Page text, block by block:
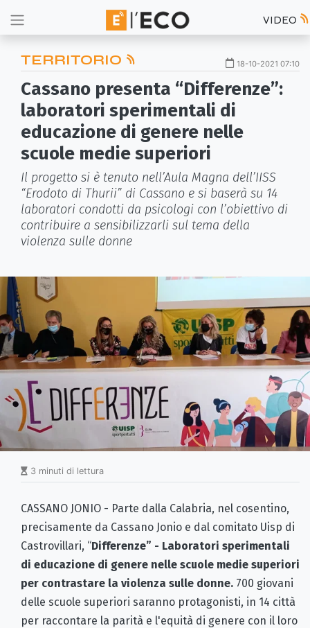
VIDEO
TERRITORIO 18-10-2021 07:10
Cassano presenta “Differenze”:
laboratori sperimentali di
educazione di genere nelle
scuole medie superiori
Il progetto si è tenuto nell’Aula Magna dell’IISS
“Erodoto di Thurii” di Cassano e si baserà su 14
laboratori condotti da psicologi con l’obiettivo di
contribuire a sensibilizzarli sul tema della
violenza sulle donne
3 minuti di lettura
CASSANO JONIO - Parte dalla Calabria, nel cosentino,
precisamente da Cassano Jonio e dal comitato Uisp di
Castrovillari, “Differenze” - Laboratori sperimentali
di educazione di genere nelle scuole medie superiori
per contrastare la violenza sulle donne. 700 giovani
delle scuole superiori saranno protagonisti, in 14 città
per raccontare la parità e l'equità di genere con il loro